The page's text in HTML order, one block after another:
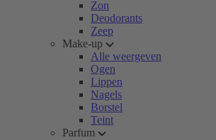
Zon
Deodorants
Zeep
Make-up
Alle weergeven
Ogen
Lippen
Nagels
Borstel
Teint
Parfum